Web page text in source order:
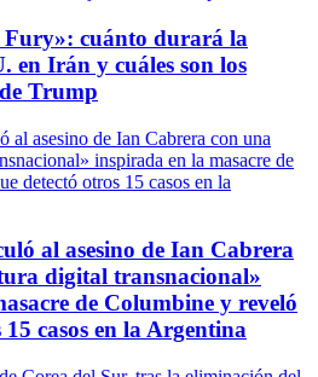
cuánto durará la
en Irán y cuáles son los
Trump
al asesino de Ian Cabrera
digital transnacional»
de Columbine y reveló
casos en la Argentina